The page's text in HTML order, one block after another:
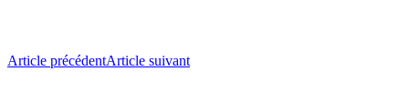
Article précédentArticle suivant